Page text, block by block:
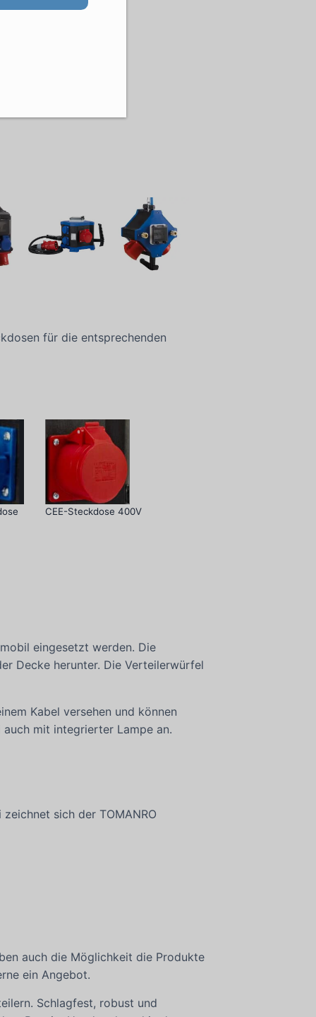
für die entsprechenden
CEE-Steckdose 400V
eingesetzt werden. Die
Decke herunter. Die Verteilerwürfel
Kabel versehen und können
mit integrierter Lampe an.
sich der TOMANRO
auch die Möglichkeit die Produkte
ein Angebot.
Schlagfest, robust und